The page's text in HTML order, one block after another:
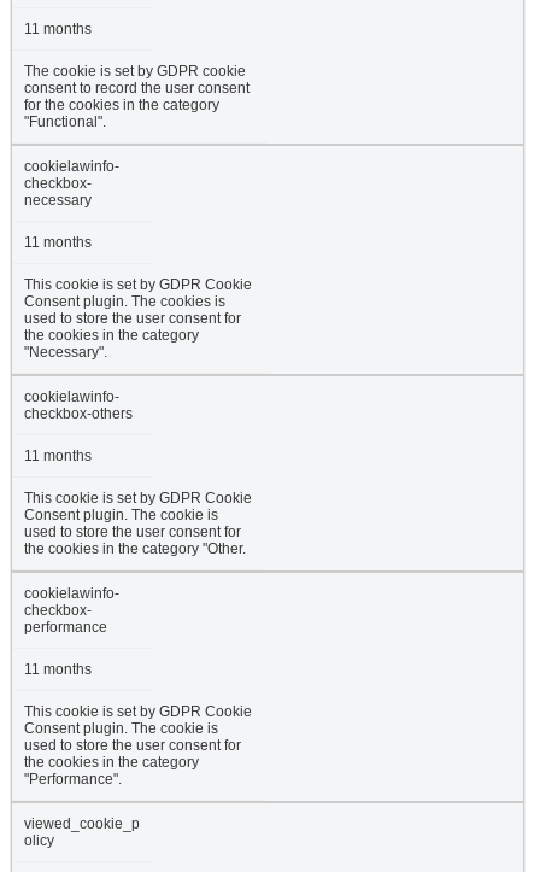
11 months
The cookie is set by GDPR cookie
consent to record the user consent
for the cookies in the category
"Functional".
cookielawinfo-
checkbox-
necessary
11 months
This cookie is set by GDPR Cookie
Consent plugin. The cookies is
used to store the user consent for
the cookies in the category
"Necessary".
cookielawinfo-
checkbox-others
11 months
This cookie is set by GDPR Cookie
Consent plugin. The cookie is
used to store the user consent for
the cookies in the category "Other.
cookielawinfo-
checkbox-
performance
11 months
This cookie is set by GDPR Cookie
Consent plugin. The cookie is
used to store the user consent for
the cookies in the category
"Performance".
viewed_cookie_p
olicy